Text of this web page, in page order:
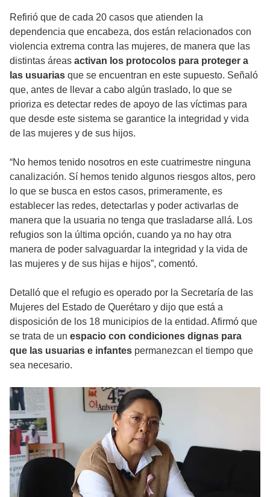
Refirió que de cada 20 casos que atienden la
dependencia que encabeza, dos están relacionados con
violencia extrema contra las mujeres, de manera que las
distintas áreas activan los protocolos para proteger a
las usuarias que se encuentran en este supuesto. Señaló
que, antes de llevar a cabo algún traslado, lo que se
prioriza es detectar redes de apoyo de las víctimas para
que desde este sistema se garantice la integridad y vida
de las mujeres y de sus hijos.
“No hemos tenido nosotros en este cuatrimestre ninguna
canalización. Sí hemos tenido algunos riesgos altos, pero
lo que se busca en estos casos, primeramente, es
establecer las redes, detectarlas y poder activarlas de
manera que la usuaria no tenga que trasladarse allá. Los
refugios son la última opción, cuando ya no hay otra
manera de poder salvaguardar la integridad y la vida de
las mujeres y de sus hijas e hijos”, comentó.
Detalló que el refugio es operado por la Secretaría de las
Mujeres del Estado de Querétaro y dijo que está a
disposición de los 18 municipios de la entidad. Afirmó que
se trata de un espacio con condiciones dignas para
que las usuarias e infantes permanezcan el tiempo que
sea necesario.